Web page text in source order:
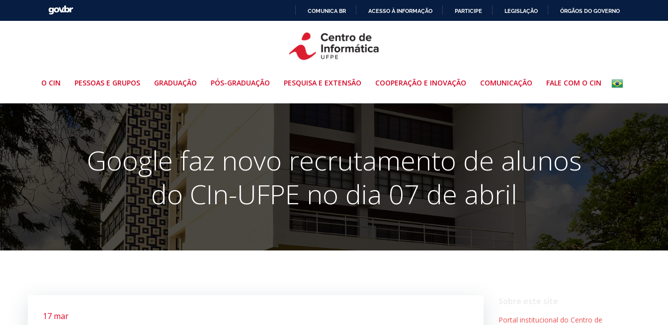
PARA
O
COMUNICA BR ACESSO À INFORMAÇÃO PARTICIPE LEGISLAÇÃO ÓRGÃOS DO GOVERNO
O CIN PESSOAS E GRUPOS GRADUAÇÃO PÓS-GRADUAÇÃO PESQUISA E EXTENSÃO COOPERAÇÃO E INOVAÇÃO COMUNICAÇÃO FALE COM O CIN
Google faz novo recrutamento de alunos
do CIn-UFPE no dia 07 de abril
17 mar
Portal institucional do Centro de